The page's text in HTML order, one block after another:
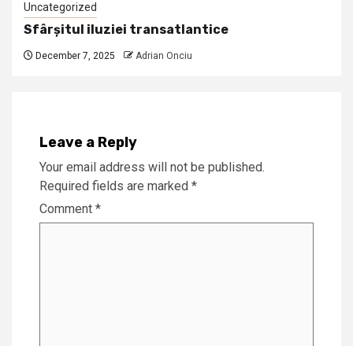
Uncategorized
Sfârșitul iluziei transatlantice
December 7, 2025 Adrian Onciu
Leave a Reply
Your email address will not be published.
Required fields are marked *
Comment *